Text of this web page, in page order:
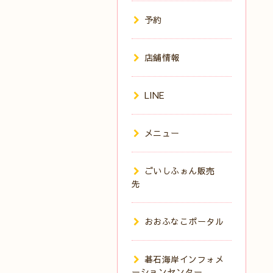
予約
店舗情報
LINE
メニュー
ごいしふぉん販売
先
おおふなこポータル
碁石海岸インフォメ